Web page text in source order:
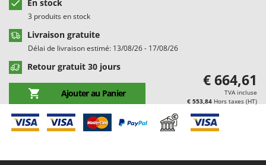
Chaudrons électriques pour polenta
Cisailles taille-haies manuelles
Climatiseurs
Compresseurs pour la récolte des olives et la taille
Coupe-bordures - Trimmers
Coupe-branches
Barbieri
Benassi
Beper
Berkel
Bernardi
Bertolini Pumps
Besser Vacuum
En stock
3 produits en stock
Livraison gratuite
Délai de livraison estimé: 13/08/26 - 17/08/26
Retour gratuit 30 jours
Ajouter au Panier
€ 664,61
TVA incluse
€ 553,84 Hors taxes (HT)